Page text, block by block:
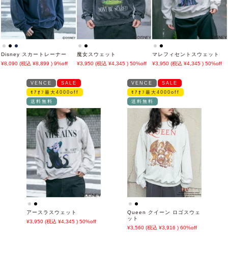
Disney スカートレーナー
8,090
8,899 9%off
魔女スウェット
3,950
4,345 50%off
マレフィセントスウェット
3,950
4,345 50%off
VENCE
SALE
ﾓｱｵﾌ最大4000off
送料無料
アースラスウェット
3,950
4,345 50%off
VENCE
SALE
ﾓｱｵﾌ最大4000off
送料無料
Queen クイーン ロゴスウェ
ット
3,560
3,916 60%off